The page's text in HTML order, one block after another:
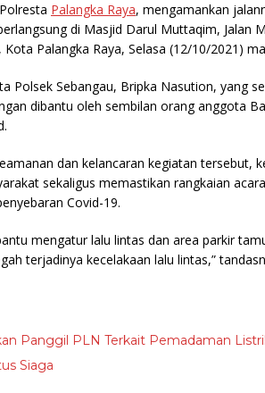
Palangka Raya, mengamankan
di Masjid Darul Muttaqim, Jalan
Palangka Raya, Selasa (12/10/2021)
Polsek Sebangau, Bripka Nasution, yang
dibantu oleh sembilan orang anggota
dan kelancaran kegiatan tersebut,
sekaligus memastikan rangkaian
Covid-19.
mengatur lalu lintas dan area parkir
terjadinya kecelakaan lalu lintas,”
Panggil PLN Terkait Pemadaman
Siaga